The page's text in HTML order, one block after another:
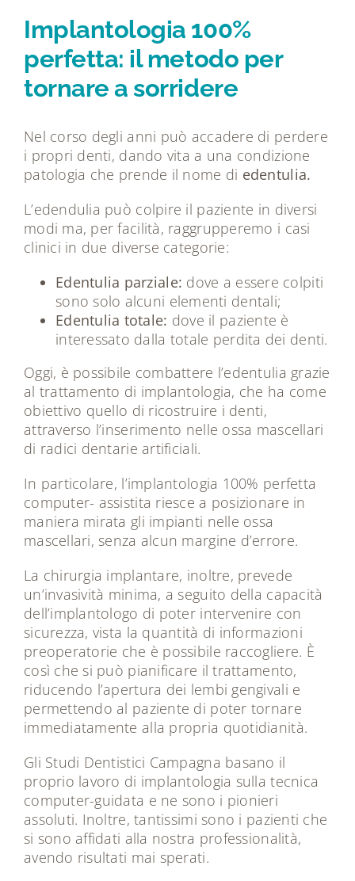
Dicono di noi
Contatti
Implantologia 100%
perfetta: il metodo per
tornare a sorridere
Nel corso degli anni può accadere di perdere
i propri denti, dando vita a una condizione
patologia che prende il nome di edentulia.
L’edendulia può colpire il paziente in diversi
modi ma, per facilità, raggrupperemo i casi
clinici in due diverse categorie:
Edentulia parziale: dove a essere colpiti
sono solo alcuni elementi dentali;
Edentulia totale: dove il paziente è
interessato dalla totale perdita dei denti.
Oggi, è possibile combattere l’edentulia grazie
al trattamento di implantologia, che ha come
obiettivo quello di ricostruire i denti,
attraverso l’inserimento nelle ossa mascellari
di radici dentarie artificiali.
In particolare, l’implantologia 100% perfetta
computer- assistita riesce a posizionare in
maniera mirata gli impianti nelle ossa
mascellari, senza alcun margine d’errore.
La chirurgia implantare, inoltre, prevede
un’invasività minima, a seguito della capacità
dell’implantologo di poter intervenire con
sicurezza, vista la quantità di informazioni
preoperatorie che è possibile raccogliere. È
così che si può pianificare il trattamento,
riducendo l’apertura dei lembi gengivali e
permettendo al paziente di poter tornare
immediatamente alla propria quotidianità.
Gli Studi Dentistici Campagna basano il
proprio lavoro di implantologia sulla tecnica
computer-guidata e ne sono i pionieri
assoluti. Inoltre, tantissimi sono i pazienti che
si sono affidati alla nostra professionalità,
avendo risultati mai sperati.